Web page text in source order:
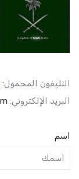
التليفون المحمول:
البريد الإلكتروني:
اسم